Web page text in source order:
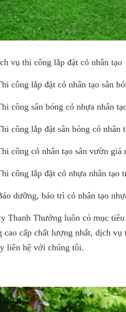
vụ thi công lắp đặt cỏ nhân tạo
công lắp đặt cỏ nhân tạo sân
công sân bóng cỏ nhựa nhân
công lắp đặt sân bóng cỏ nhân
công cỏ nhân tạo sân vườn giá
công lắp đặt cỏ nhựa nhân
dưỡng, bảo trì cỏ nhân tạo
Thanh Thưởng luôn có mục
cao cấp chất lượng nhất, dịch vụ
liên hệ với chúng tôi.